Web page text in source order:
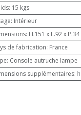
: 15 kgs
: Intérieur
: H.151 x L.92 x P.34
de fabrication: France
: Console autruche lampe
supplémentaires: